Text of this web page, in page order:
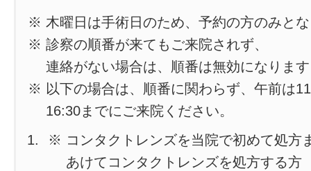
※ 木曜日は手術日のため、予約の方のみと
※ 診察の順番が来てもご来院されず、
連絡がない場合は、順番は無効になりま
※ 以下の場合は、順番に関わらず、午前は
16:30までにご来院ください。
※ コンタクトレンズを当院で初めて処方
あけてコンタクトレンズを処方する方